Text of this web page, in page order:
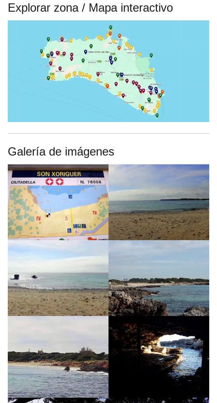
Explorar zona / Mapa interactivo
Galería de imágenes